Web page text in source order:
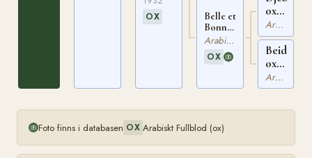
OX
Belle et
Bonne
ox
SBFAR
1035
Arabiskt Fullblod
OX
ox
SBFAR
3074
Arabiskt Fullblod
Beida
ox
SBFAR
3163
Arabiskt Fullblod
Foto finns i databasen OX Arabiskt Fullblod (ox)